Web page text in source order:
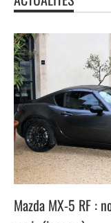
Mazda MX-5 RF :